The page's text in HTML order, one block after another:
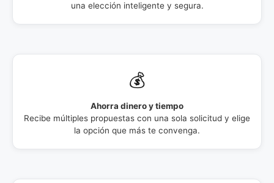
una elección inteligente y segura.
💰
Ahorra dinero y tiempo
Recibe múltiples propuestas con una sola solicitud y elige
la opción que más te convenga.